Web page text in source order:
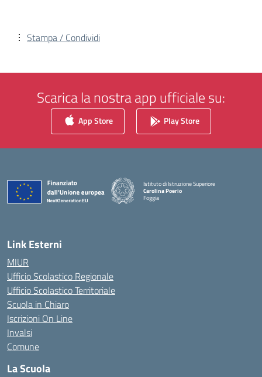
Stampa / Condividi
Scarica la nostra app ufficiale su:
App Store Play Store
Istituto di Istruzione Superiore
Carolina Poerio
Foggia
— Visita la pagina iniziale della scuola
Link Esterni
MIUR
Ufficio Scolastico Regionale
Ufficio Scolastico Territoriale
Scuola in Chiaro
Iscrizioni On Line
Invalsi
Comune
La Scuola